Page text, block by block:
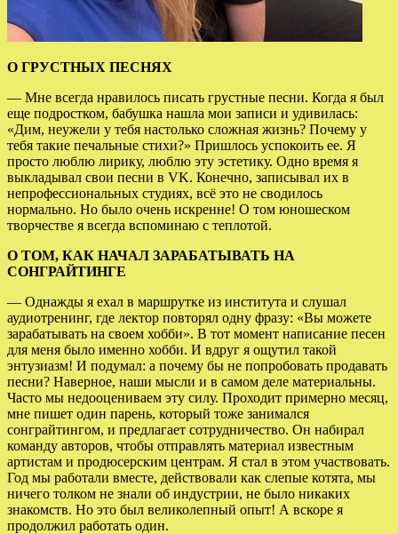
О ГРУСТНЫХ ПЕСНЯХ
— Мне всегда нравилось писать грустные песни. Когда я был
еще подростком, бабушка нашла мои записи и удивилась:
«Дим, неужели у тебя настолько сложная жизнь? Почему у
тебя такие печальные стихи?» Пришлось успокоить ее. Я
просто люблю лирику, люблю эту эстетику. Одно время я
выкладывал свои песни в VK. Конечно, записывал их в
непрофессиональных студиях, всё это не сводилось
нормально. Но было очень искренне! О том юношеском
творчестве я всегда вспоминаю с теплотой.
О ТОМ, КАК НАЧАЛ ЗАРАБАТЫВАТЬ НА
СОНГРАЙТИНГЕ
— Однажды я ехал в маршрутке из института и слушал
аудиотренинг, где лектор повторял одну фразу: «Вы можете
зарабатывать на своем хобби». В тот момент написание песен
для меня было именно хобби. И вдруг я ощутил такой
энтузиазм! И подумал: а почему бы не попробовать продавать
песни? Наверное, наши мысли и в самом деле материальны.
Часто мы недооцениваем эту силу. Проходит примерно месяц,
мне пишет один парень, который тоже занимался
сонграйтингом, и предлагает сотрудничество. Он набирал
команду авторов, чтобы отправлять материал известным
артистам и продюсерским центрам. Я стал в этом участвовать.
Год мы работали вместе, действовали как слепые котята, мы
ничего толком не знали об индустрии, не было никаких
знакомств. Но это был великолепный опыт! А вскоре я
продолжил работать один.